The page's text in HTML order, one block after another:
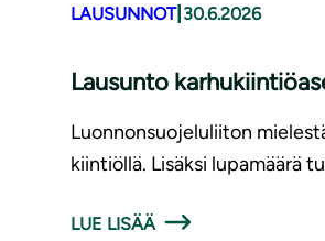
LAUSUNNOT| 30.6.2026
Lausunto
Luonnonsuojeluliiton
kiintiöllä. Lisäksi lupamäärä
LUE LISÄÄ